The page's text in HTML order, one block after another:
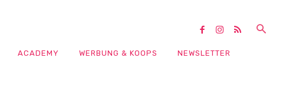
ACADEMY WERBUNG & KOOPS NEWSLETTER